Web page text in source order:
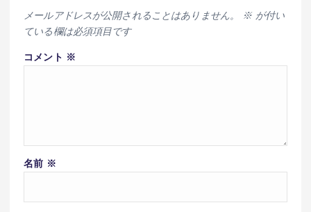
メールアドレスが公開されることはありません。 ※が付い
ている欄は必須項目です
コメント ※
名前 ※